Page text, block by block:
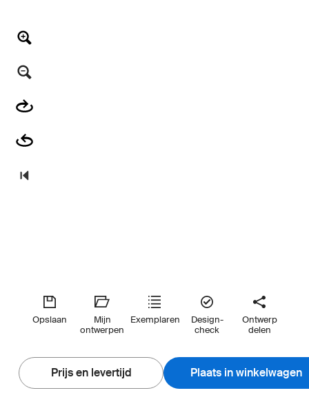
Opslaan
Mijn
ontwerpen
Exemplaren
Design-
check
Ontwerp
delen
Prijs en levertijd Plaats in winkelwagen